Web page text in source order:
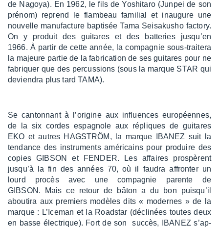
de Nagoya). En 1962, le fils de Yoshi­taro (Junpei de son
prénom) reprend le flam­beau fami­lial et inau­gure une
nouvelle manu­fac­ture bapti­sée Tama Seisa­ku­sho factory.
On y produit des guitares et des batte­ries jusqu’en
1966. À partir de cette année, la compa­gnie sous-trai­tera
la majeure partie de la fabri­ca­tion de ses guitares pour ne
fabriquer que des percus­sions (sous la marque STAR qui
devien­dra plus tard TAMA).
Se canton­nant à l’ori­gine aux influences euro­péennes,
de la six cordes espa­gnole aux répliques de guitares
EKO et autres HAGSTRÖM, la marque IBANEZ suit la
tendance des instru­ments améri­cains pour produire des
copies GIBSON et FENDER. Les affaires pros­pèrent
jusqu’à la fin des années 70, où il faudra affron­ter un
lourd procès avec une compa­gnie parente de
GIBSON. Mais ce retour de bâton a du bon puisqu’il
abou­tira aux premiers modèles dits « modernes » de la
marque : L’Ice­man et la Road­star (décli­nées toutes deux
en basse élec­trique). Fort de son succès, IBANEZ s’ap­